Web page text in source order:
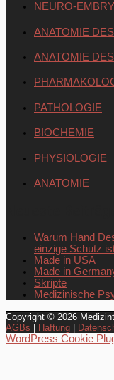
NEURO-
ANATOMIE
ANATOMIE
PATHOLOGIE
BIOCHEMIE
PHYSIOLOGIE
ANATOMIE
Warum Hand
einzige Schutz
Made in USA
Made in
Skripte
Medizinische
Copyright © 2026
AGBs | Haftung |
WordPress Cookie